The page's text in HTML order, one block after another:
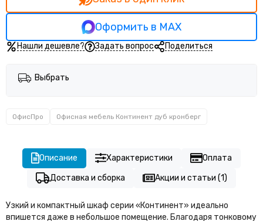
Оформить в MAX
Нашли дешевле? Задать вопрос Поделиться
Выбрать
ОфисПро Офисная мебель Континент дуб кронберг
Описание Характеристики
Оплата
Доставка и сборка
Акции и статьи (1)
Узкий и компактный шкаф серии «Континент» идеально
впишется даже в небольшое помещение. Благодаря тонковому